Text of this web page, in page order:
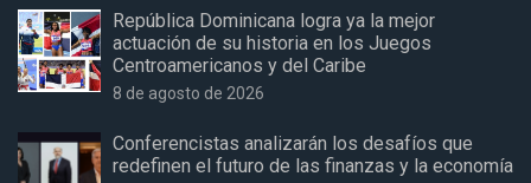
República Dominicana logra ya la mejor
actuación de su historia en los Juegos
Centroamericanos y del Caribe
8 de agosto de 2026
Conferencistas analizarán los desafíos que
redefinen el futuro de las finanzas y la economía